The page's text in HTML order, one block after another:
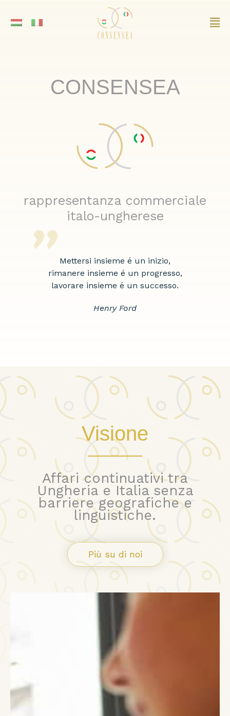
CONSENSEA
rappresentanza commerciale
italo-ungherese
”Mettersi insieme é un inizio,
rimanere insieme é un progresso,
lavorare insieme é un successo.
Henry Ford
Visione
Affari continuativi tra
Ungheria e Italia senza
barriere geografiche e
linguistiche.
Più su di noi